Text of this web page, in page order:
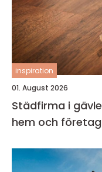
inspiration
01. August 2026
Städfirma i gävle så väljer du rätt partner för
hem och företag